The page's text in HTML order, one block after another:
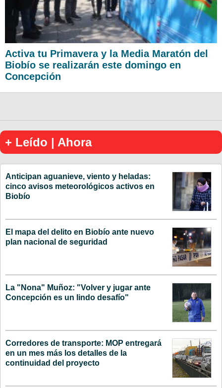
Activa tu Primavera y la Media Maratón del
Biobío se realizarán este domingo en
Concepción
+ Leído | Ahora
Anticipan aguanieve, viento y heladas:
cinco avisos meteorológicos activos en
Biobío
El mapa del delito en Biobío ante nuevo
plan nacional de seguridad
La "Nona" Muñoz: "Volver y jugar ante
Concepción es un lindo desafío"
Corredores de transporte: MOP entregará
en un mes más los detalles de la
continuidad del proyecto